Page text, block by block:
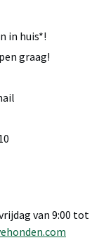
in huis*!
graag!
van 9:00 tot